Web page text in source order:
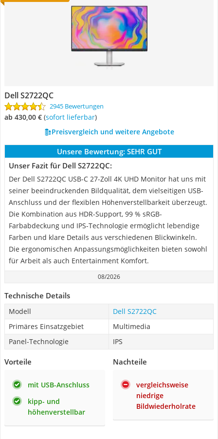
Dell S2722QC
2945 Bewertungen
ab 430,00 € ( Sofort lieferbar)
Preisvergleich und weitere Angebote
Unsere Bewertung: SEHR GUT
Unser Fazit für Dell S2722QC:
Der Dell S2722QC USB-C 27-Zoll 4K UHD Monitor hat uns mit
seiner beeindruckenden Bildqualität, dem vielseitigen USB-
Anschluss und der flexiblen Höhenverstellbarkeit überzeugt.
Die Kombination aus HDR-Support, 99 % sRGB-
Farbabdeckung und IPS-Technologie ermöglicht lebendige
Farben und klare Details aus verschiedenen Blickwinkeln.
Die ergonomischen Anpassungsmöglichkeiten bieten sowohl
für Arbeit als auch Entertainment Komfort.
08/2026
Technische Details
Modell
Dell S2722QC
Primäres Einsatzgebiet
Multimedia
Panel-Technologie
IPS
Vorteile
mit USB-Anschluss
kipp- und
höhenverstellbar
Nachteile
vergleichsweise
niedrige
Bildwiederholrate